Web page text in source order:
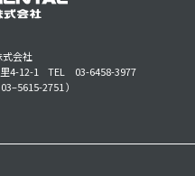
式会社
4-12-1
TEL 03-6458-3977
2751 ）